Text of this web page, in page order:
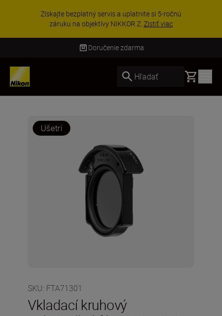
Získajte bezplatný servis a uplatnite si 5-ročnú
záruku na objektívy NIKKOR Z. Zistiť viac
Doručenie zdarma
Hľadať Basket
Ušetri
SKU: FTA71301
Vkladací kruhový